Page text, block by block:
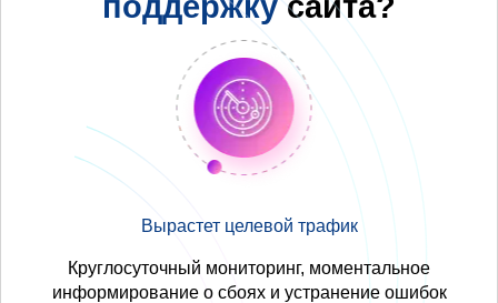
Вырастет целевой трафик
Круглосуточный мониторинг, моментальное
информирование о сбоях и устранение ошибок